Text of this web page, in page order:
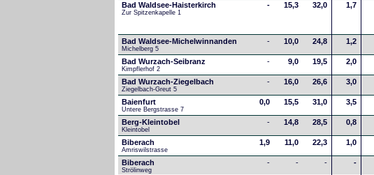
Bad Waldsee-Haisterkirch
Zur Spitzenkapelle 1
- 15,3 32,0 1,7
Bad Waldsee-Michelwinnanden
Michelberg 5
- 10,0 24,8 1,2
Bad Wurzach-Seibranz
Kimpflerhof 2
- 9,0 19,5 2,0
Bad Wurzach-Ziegelbach
Ziegelbach-Greut 5
- 16,0 26,6 3,0
Baienfurt
Untere Bergstrasse 7
0,0 15,5 31,0 3,5
Berg-Kleintobel
Kleintobel
- 14,8 28,5 0,8
Biberach
Amriswilstrasse
1,9 11,0 22,3 1,0
Biberach
Strölinweg
- - - -